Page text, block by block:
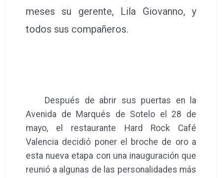
meses su gerente, Lila Giovanno, y
todos sus compañeros.
Después de abrir sus puertas en la
Avenida de Marqués de Sotelo el 28 de
mayo, el restaurante Hard Rock Café
Valencia decidió poner el broche de oro a
esta nueva etapa con una inauguración que
reunió a algunas de las personalidades más